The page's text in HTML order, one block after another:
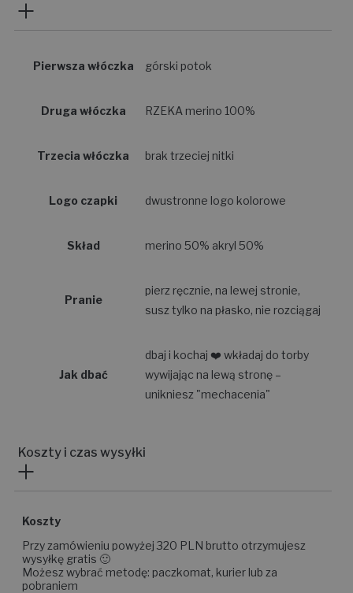
Pierwsza włóczka górski potok
Druga włóczka RZEKA merino 100%
Trzecia włóczka brak trzeciej nitki
Logo czapki dwustronne logo kolorowe
Skład merino 50% akryl 50%
Pranie
pierz ręcznie, na lewej stronie,
susz tylko na płasko, nie rozciągaj
Jak dbać
dbaj i kochaj ❤️ wkładaj do torby
wywijając na lewą stronę –
unikniesz "mechacenia"
Koszty i czas wysyłki
Koszty
Przy zamówieniu powyżej 320 PLN brutto otrzymujesz
wysyłkę gratis 🙂
Możesz wybrać metodę: paczkomat, kurier lub za
pobraniem